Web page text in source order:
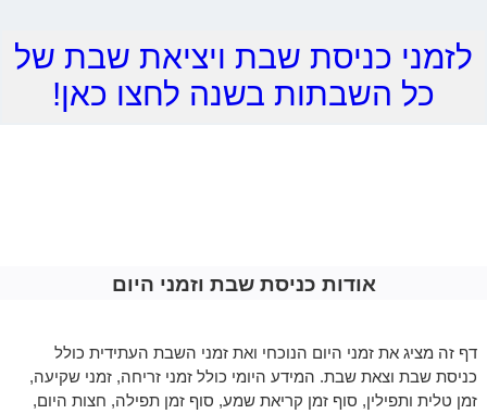
לזמני כניסת שבת ויציאת שבת של
כל השבתות בשנה לחצו כאן!
אודות כניסת שבת וזמני היום
דף זה מציג את זמני היום הנוכחי ואת זמני השבת העתידית כולל
כניסת שבת וצאת שבת. המידע היומי כולל זמני זריחה, זמני שקיעה,
זמן טלית ותפילין, סוף זמן קריאת שמע, סוף זמן תפילה, חצות היום,